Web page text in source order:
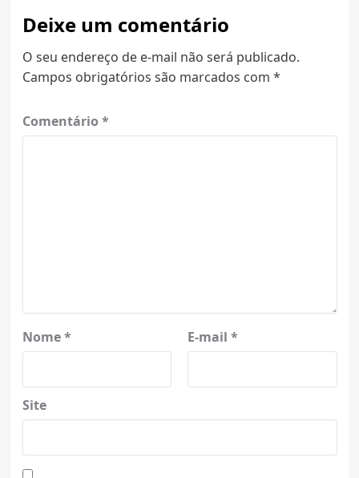
Deixe um comentário
O seu endereço de e-mail não será publicado.
Campos obrigatórios são marcados com *
Comentário *
Nome* E-mail *
Site